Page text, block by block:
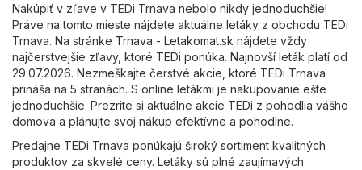
Nakúpiť v zľave v TEDi Trnava nebolo nikdy jednoduchšie!
Práve na tomto mieste nájdete aktuálne letáky z obchodu TEDi
Trnava. Na stránke Trnava - Letakomat.sk nájdete vždy
najčerstvejšie zľavy, ktoré TEDi ponúka. Najnovší leták platí od
29.07.2026. Nezmeškajte čerstvé akcie, ktoré TEDi Trnava
prináša na 5 stranách. S online letákmi je nakupovanie ešte
jednoduchšie. Prezrite si aktuálne akcie TEDi z pohodlia vášho
domova a plánujte svoj nákup efektívne a pohodlne.
Predajne TEDi Trnava ponúkajú široký sortiment kvalitných
produktov za skvelé ceny. Letáky sú plné zaujímavých